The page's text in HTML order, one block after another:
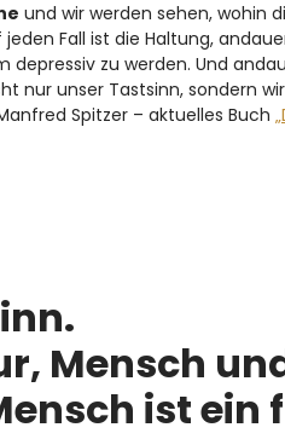
und wir werden sehen, wohin
Fall ist die Haltung,
depressiv zu werden. Und
nur unser Tastsinn, sondern
Spitzer – aktuelles Buch
Mensch
ist ein